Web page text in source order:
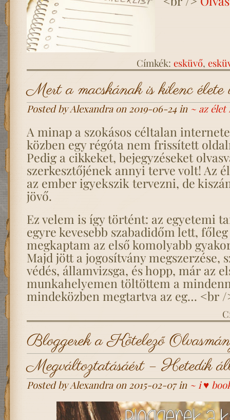
Címkék: esküvő,
Mert a macskának is kilenc élete
Posted by Alexandra on 2019-06-24 in ~ az
A minap a szokásos céltalan
közben egy régóta nem frissített
Pedig a cikkeket, bejegyzéseket
szerkesztőjének annyi terve volt! Az
az ember igyekszik tervezni, de
jövő.
Ez velem is így történt: az egyetemi
egyre kevesebb szabadidőm lett,
megkaptam az első komolyabb
Majd jött a jogosítvány megszerzése,
védés, államvizsga, és hopp, már az
munkahelyemen töltöttem a
mindeközben megtartva az eg… <br
Bloggerek a Kötelező
Megváltoztatásáért – Hetedik
Posted by Alexandra on 2015-02-07 in ~ i ♥